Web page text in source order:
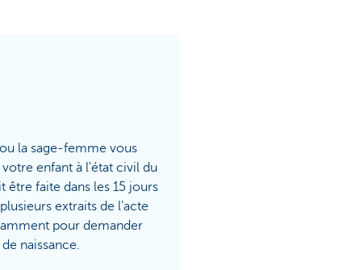
la sage-femme vous
enfant à l'état civil du
être faite dans les 15 jours
extraits de l'acte
pour demander
naissance.